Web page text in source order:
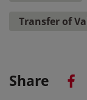
Transfer of
Share